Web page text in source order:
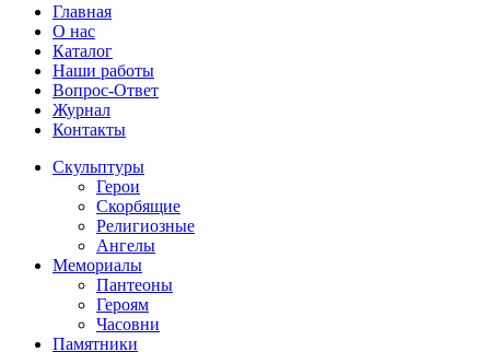
Главная
О нас
Каталог
Наши работы
Вопрос-Ответ
Журнал
Контакты
Скульптуры
Герои
Скорбящие
Религиозные
Ангелы
Мемориалы
Пантеоны
Героям
Часовни
Памятники